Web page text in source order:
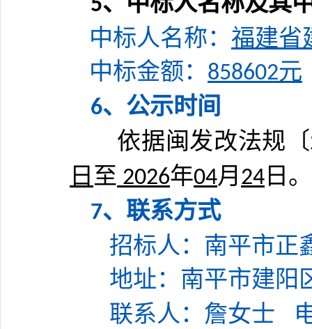
5
中标人名称： 福建省
中标金额： 858602元
6、公示时间
依据闽发改法规〔
日 至 2026年04月 24 日 。
7、联系方式
招标人： 南平市正
地址： 南平市建阳
联系人： 詹女士